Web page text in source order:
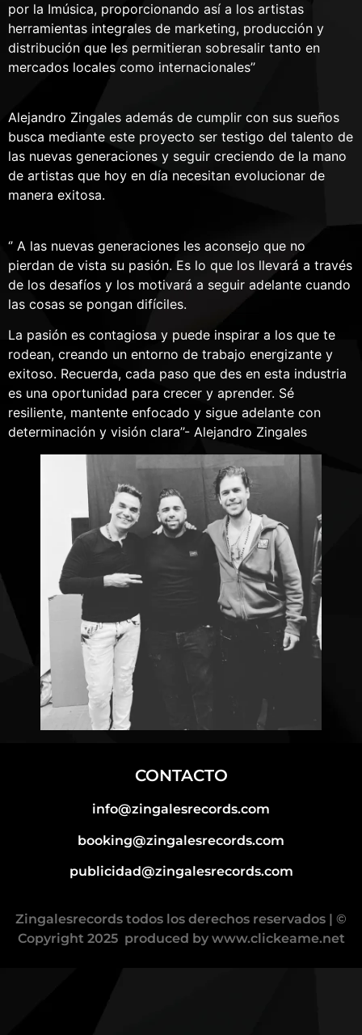
por la Imúsica, proporcionando así a los artistas
herramientas integrales de marketing, producción y
distribución que les permitieran sobresalir tanto en
mercados locales como internacionales’’
Alejandro Zingales además de cumplir con sus sueños
busca mediante este proyecto ser testigo del talento de
las nuevas generaciones y seguir creciendo de la mano
de artistas que hoy en día necesitan evolucionar de
manera exitosa.
‘’ A las nuevas generaciones les aconsejo que no
pierdan de vista su pasión. Es lo que los llevará a través
de los desafíos y los motivará a seguir adelante cuando
las cosas se pongan difíciles.
La pasión es contagiosa y puede inspirar a los que te
rodean, creando un entorno de trabajo energizante y
exitoso. Recuerda, cada paso que des en esta industria
es una oportunidad para crecer y aprender. Sé
resiliente, mantente enfocado y sigue adelante con
determinación y visión clara’’- Alejandro Zingales
CONTACTO
info@zingalesrecords.com
booking@zingalesrecords.com
publicidad@zingalesrecords.com
Zingalesrecords todos los derechos reservados | ©
Copyright 2025 produced by www.clickeame.net